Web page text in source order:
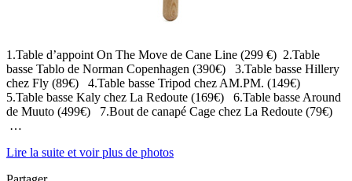
1.Table d’appoint On The Move de Cane Line (299 €) 2.Table
basse Tablo de Norman Copenhagen (390€) 3.Table basse Hillery
chez Fly (89€) 4.Table basse Tripod chez AM.PM. (149€)
5.Table basse Kaly chez La Redoute (169€) 6.Table basse Around
de Muuto (499€) 7.Bout de canapé Cage chez La Redoute (79€)
…
Lire la suite et voir plus de photos